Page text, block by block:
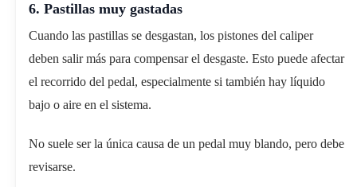
6. Pastillas muy gastadas
Cuando las pastillas se desgastan, los pistones del caliper
deben salir más para compensar el desgaste. Esto puede afectar
el recorrido del pedal, especialmente si también hay líquido
bajo o aire en el sistema.
No suele ser la única causa de un pedal muy blando, pero debe
revisarse.